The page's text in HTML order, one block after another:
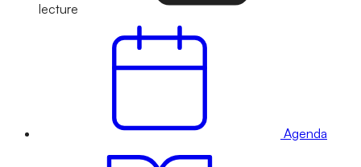
lecture
Agenda